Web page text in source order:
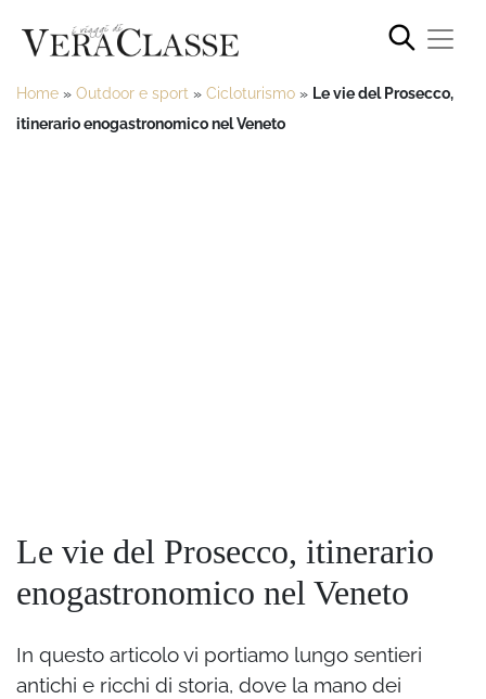
Home » Outdoor e sport » Cicloturismo » Le vie del Prosecco,
itinerario enogastronomico nel Veneto
Le vie del Prosecco, itinerario
enogastronomico nel Veneto
In questo articolo vi portiamo lungo sentieri
antichi e ricchi di storia, dove la mano dei